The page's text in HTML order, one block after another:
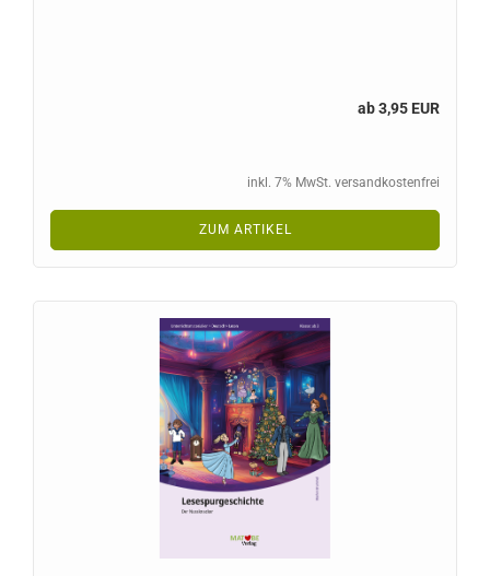
ab 3,95 EUR
inkl. 7% MwSt. versandkostenfrei
ZUM ARTIKEL